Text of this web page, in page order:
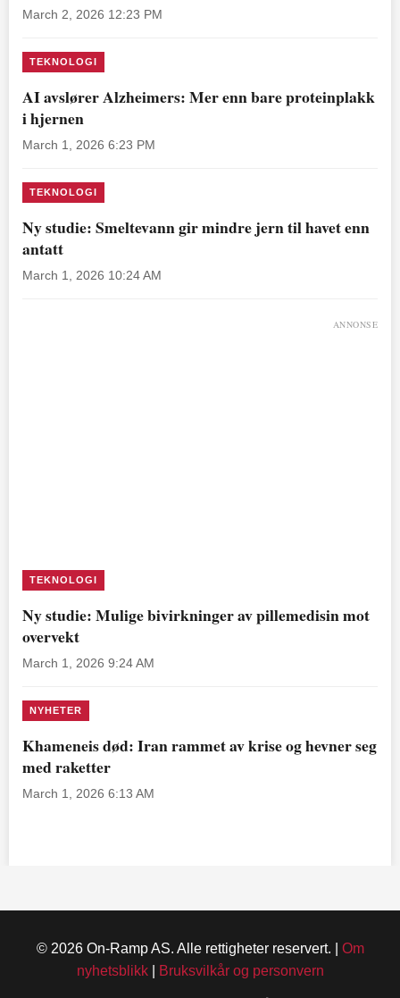
March 2, 2026 12:23 PM
TEKNOLOGI
AI avslører Alzheimers: Mer enn bare proteinplakk
i hjernen
March 1, 2026 6:23 PM
TEKNOLOGI
Ny studie: Smeltevann gir mindre jern til havet enn
antatt
March 1, 2026 10:24 AM
ANNONSE
TEKNOLOGI
Ny studie: Mulige bivirkninger av pillemedisin mot
overvekt
March 1, 2026 9:24 AM
NYHETER
Khameneis død: Iran rammet av krise og hevner seg
med raketter
March 1, 2026 6:13 AM
© 2026 On-Ramp AS. Alle rettigheter reservert. | Om
nyhetsblikk| Bruksvilkår og personvern